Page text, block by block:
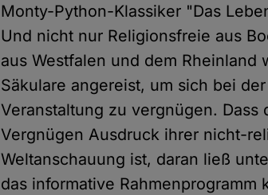
Monty-Python-Klassiker "Das
Und nicht nur Religionsfreie aus
aus Westfalen und dem Rheinland
Säkulare angereist, um sich bei der
Veranstaltung zu vergnügen. Dass
Vergnügen Ausdruck ihrer nicht-
Weltanschauung ist, daran ließ
das informative Rahmenprogramm